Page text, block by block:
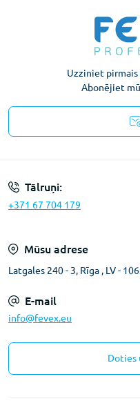
Uzziniet pirmais
Abonējiet
Tālruņi:
+371 67 704 179
Mūsu adrese
Latgales 240 - 3, Rīga , LV -
E-mail
info@fevex.eu
Doties